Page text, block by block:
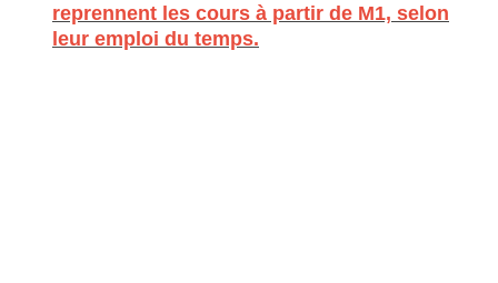
reprennent les cours à partir de M1, selon
leur emploi du temps.